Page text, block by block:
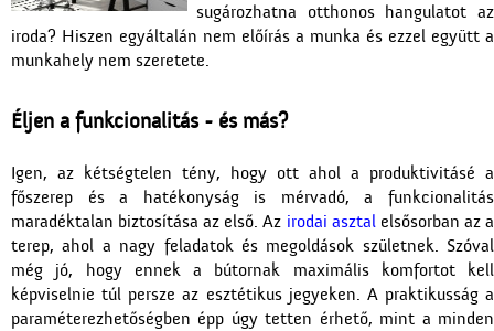
sugározhatna otthonos hangulatot az
iroda? Hiszen egyáltalán nem előírás a munka és ezzel együtt a
munkahely nem szeretete.
Éljen a funkcionalitás - és más?
Igen, az kétségtelen tény, hogy ott ahol a produktivitásé a
főszerep és a hatékonyság is mérvadó, a funkcionalitás
maradéktalan biztosítása az első. Az irodai asztalelsősorban az a
terep, ahol a nagy feladatok és megoldások születnek. Szóval
még jó, hogy ennek a bútornak maximális komfortot kell
képviselnie túl persze az esztétikus jegyeken. A praktikusság a
paraméterezhetőségben épp úgy tetten érhető, mint a minden